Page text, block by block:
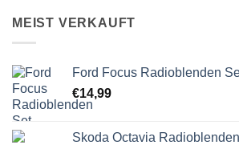
MEIST VERKAUFT
Ford Focus Radioblenden
€14,99
Skoda Octavia